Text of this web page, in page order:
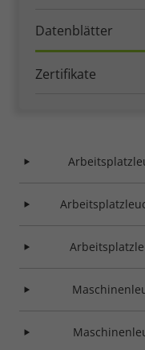
Datenblätter
Zertifikate
Notwendig
Cookie
Marketing
Cookie